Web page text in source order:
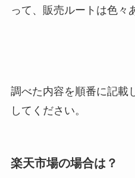
って、販売ルートは色々
調べた内容を順番に記載
してください。
楽天市場の場合は？